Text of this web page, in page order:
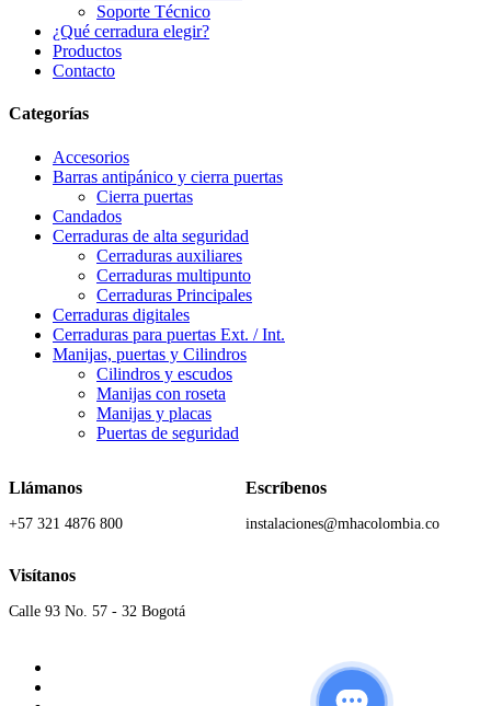
Soporte Técnico
¿Qué cerradura elegir?
Productos
Contacto
Categorías
Accesorios
Barras antipánico y cierra puertas
Cierra puertas
Candados
Cerraduras de alta seguridad
Cerraduras auxiliares
Cerraduras multipunto
Cerraduras Principales
Cerraduras digitales
Cerraduras para puertas Ext. / Int.
Manijas, puertas y Cilindros
Cilindros y escudos
Manijas con roseta
Manijas y placas
Puertas de seguridad
Llámanos
+57 321 4876 800
Escríbenos
instalaciones@mhacolombia.co
Visítanos
Calle 93 No. 57 - 32 Bogotá